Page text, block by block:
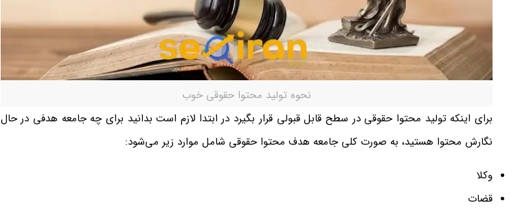
نحوه تولید محتوا حقوقی خوب
برای اینکه تولید محتوا حقوقی در سطح قابل قبولی قرار بگیرد در ابتدا لازم است بدانید برای چه جامعه هدفی در حال
نگارش محتوا هستید، به صورت کلی جامعه هدف محتوا حقوقی شامل موارد زیر می‌شود:
وکلا
قضات